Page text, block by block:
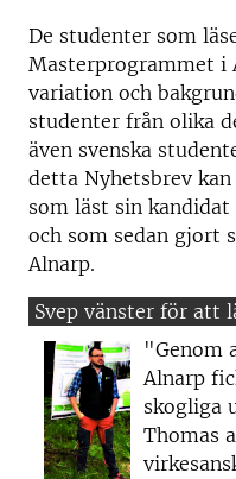
De studenter som
Masterprogrammet i
variation och
studenter från olika
även svenska
detta Nyhetsbrev
som läst sin
och som sedan gjort
Alnarp.
"Genom
Alnarp
skogliga
Thomas